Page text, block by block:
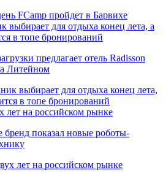
выбирает для отдыха конец лета, а
в топе бронирований
предлагает отель Radisson
Литейном
лет на российском рынке
показал новые роботы-